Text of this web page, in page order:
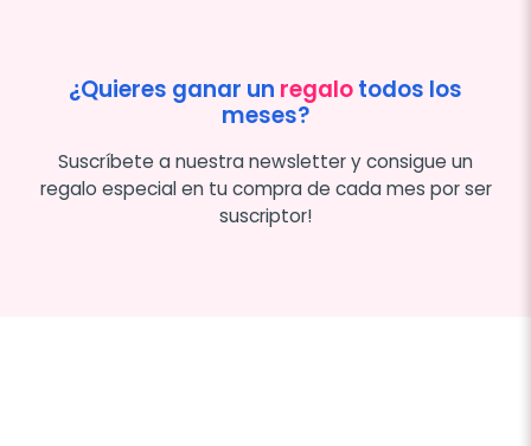
¿Quieres ganar un regalotodos los
meses?
Suscríbete a nuestra newsletter y consigue un
regalo especial en tu compra de cada mes por ser
suscriptor!